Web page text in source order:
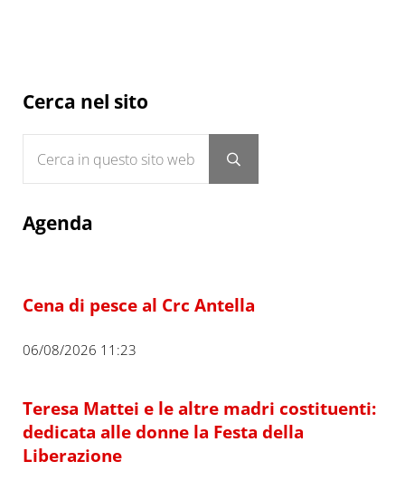
Sidebar
Cerca nel sito
Submit search
Agenda
Cena di pesce al Crc Antella
06/08/2026 11:23
Teresa Mattei e le altre madri costituenti:
dedicata alle donne la Festa della
Liberazione